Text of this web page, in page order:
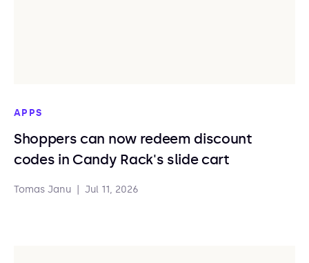
APPS
Shoppers can now redeem discount
codes in Candy Rack's slide cart
Tomas Janu Jul 11, 2026